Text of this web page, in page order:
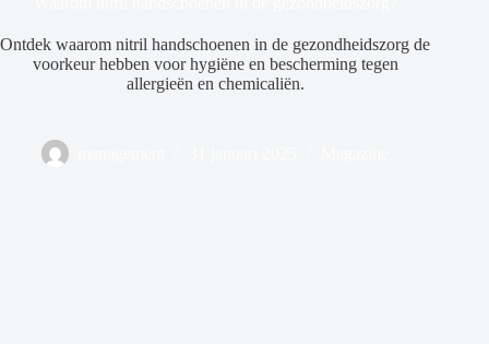
Ontdek waarom nitril handschoenen in de gezondheidszorg de
voorkeur hebben voor hygiëne en bescherming tegen
allergieën en chemicaliën.